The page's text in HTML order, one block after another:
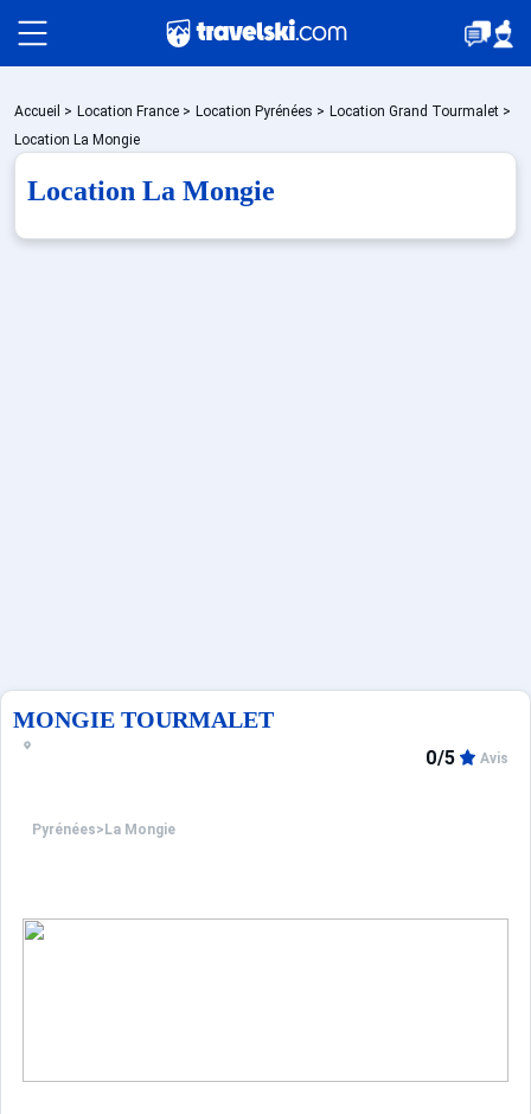
Packages
🚆Train de nuit
Accueil > Location France > Location Pyrénées > Location Grand Tourmalet >
Location La Mongie
Location La Mongie
MONGIE TOURMALET
Pyrénées> La Mongie
0/5 Avis